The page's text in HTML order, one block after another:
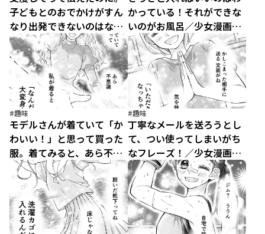
子どもとのおでかけがすん
なり出発できないのはな
ぜ？／少女漫画ぽく愚痴
る。（26）
かっている！それができな
いのがお風呂／少女漫画ぽ
く愚痴る。（25）
#趣味
モデルさんが着ていて「か
わいい！」と思って買った
服。着てみると、あら不思
議！／少女漫画ぽく愚痴
る。（24）
#趣味
丁寧なメールを送ろうとし
て、つい使ってしまいがち
なフレーズ！／少女漫画ぽ
く愚痴る。（23）